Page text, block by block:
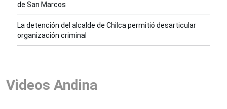
de San Marcos
La detención del alcalde de Chilca permitió desarticular
organización criminal
Videos Andina